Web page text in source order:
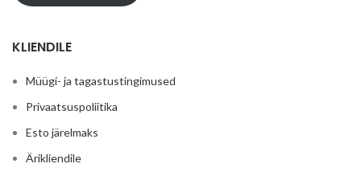
KLIENDILE
Müügi- ja tagastustingimused
Privaatsuspoliitika
Esto järelmaks
Ärikliendile